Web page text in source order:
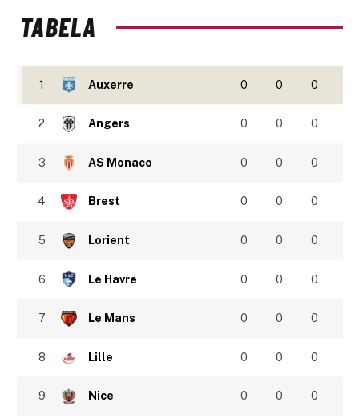
TABELA
1 Auxerre 0 0 0
2 Angers 0 0 0
3 AS Monaco 0 0 0
4 Brest 0 0 0
5 Lorient 0 0 0
6 Le Havre 0 0 0
7 Le Mans 0 0 0
8 Lille 0 0 0
9 Nice 0 0 0